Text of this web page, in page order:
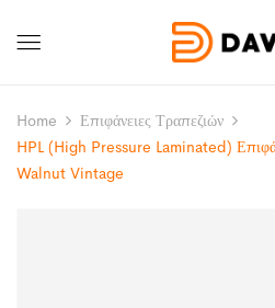
Home
Επιφάνειες Τραπεζιών
HPL (High Pressure Laminated)
Walnut Vintage